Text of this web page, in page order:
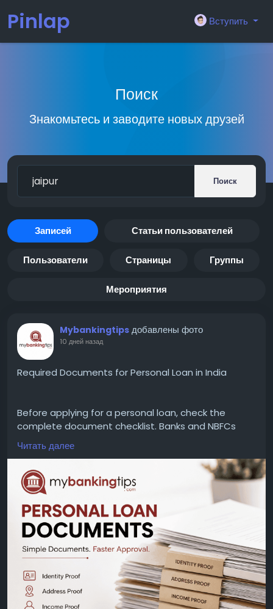
Pinlap Вступить
Поиск
Знакомьтесь и заводите новых друзей
Поиск
Записей Статьи пользователей
Пользователи Страницы Группы
Мероприятия
Mybankingtips добавлены фото
10 дней назад
Required Documents for Personal Loan in India
Before applying for a personal loan, check the
complete document checklist. Banks and NBFCs
generally require PAN Card, Aadhaar Card, address
proof, income proof, bank statements, and
employment or business documents to process
your application without delays.
WEBSITE:https://www.mybankingtips.com/personal-
loan/documents-required
Mail: business@mybankingtips.com
Address: Jaipur, Rajasthan, India 302017
Читать далее